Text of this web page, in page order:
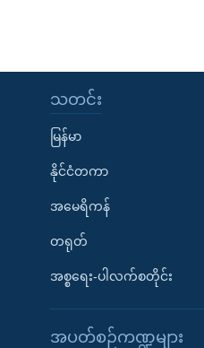
သတင်း
မြန်မာ
နိုင်ငံတကာ
အမေရိကန်
တရုတ်
အစ္စရေး-ပါလက်စတိုင်း
အပတ်စဉ်ကဏ္ဍများ